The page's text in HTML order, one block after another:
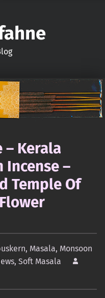
– Kerala
Incense –
Temple Of
, Masala, Monsoon
, Soft Masala